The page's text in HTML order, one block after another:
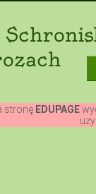
stronę EDUPAGE